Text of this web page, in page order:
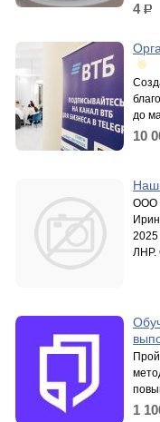
4р.
до
10
ООО
2025
ЛНР.
1